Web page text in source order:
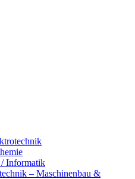
Informatik
– Maschinenbau &